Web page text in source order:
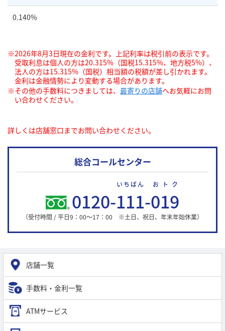
0.140%
2026年8月3日現在の金利です。上記利率は税引前の表示です。
受取利息は個人の方は20.315%（国税15.315%、地方税5%）、
法人の方は15.315%（国税）相当額の税額が差し引かれます。
金利は金融情勢により変動する場合があります。
その他の手数料につきましては、 最寄りの店舗へお気軽にお問
い合わせください。
詳しくは店舗窓口までお問い合わせください。
総合コールセンター
0120-111
いちばん
-019
おトク
（受付時間 / 平日9：00～17：00 ※土日、祝日、年末年始休業）
店舗一覧
手数料・金利一覧
ATMサービス